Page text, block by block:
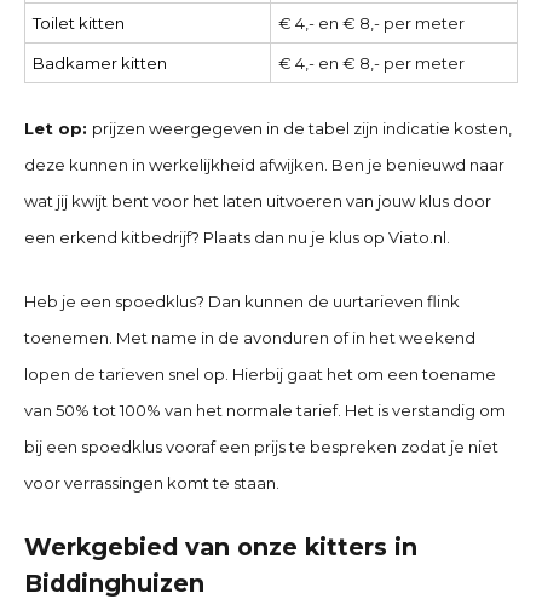
Toilet kitten € 4,- en € 8,- per meter
Badkamer kitten € 4,- en € 8,- per meter
Let op: prijzen weergegeven in de tabel zijn indicatie kosten,
deze kunnen in werkelijkheid afwijken. Ben je benieuwd naar
wat jij kwijt bent voor het laten uitvoeren van jouw klus door
een erkend kitbedrijf? Plaats dan nu je klus op Viato.nl.
Heb je een spoedklus? Dan kunnen de uurtarieven flink
toenemen. Met name in de avonduren of in het weekend
lopen de tarieven snel op. Hierbij gaat het om een toename
van 50% tot 100% van het normale tarief. Het is verstandig om
bij een spoedklus vooraf een prijs te bespreken zodat je niet
voor verrassingen komt te staan.
Werkgebied van onze kitters in
Biddinghuizen